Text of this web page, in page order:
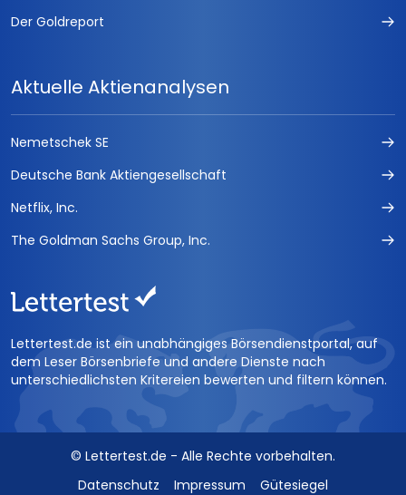
Der Goldreport
Aktuelle Aktienanalysen
Nemetschek SE
Deutsche Bank Aktiengesellschaft
Netflix, Inc.
The Goldman Sachs Group, Inc.
Lettertest.de ist ein unabhängiges Börsendienstportal, auf
dem Leser Börsenbriefe und andere Dienste nach
unterschiedlichsten Kritereien bewerten und filtern können.
© Lettertest.de - Alle Rechte vorbehalten.
Datenschutz
Impressum Gütesiegel